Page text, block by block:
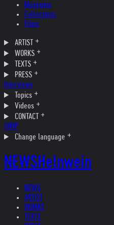
Museums
Collections
Films
ARTIST
WORKS
TEXTS
PRESS
Interviews
Topics
Videos
CONTACT
SHOP
Change language
NEWSHelnwein
NEWS
ARTIST
WORKS
TEXTS